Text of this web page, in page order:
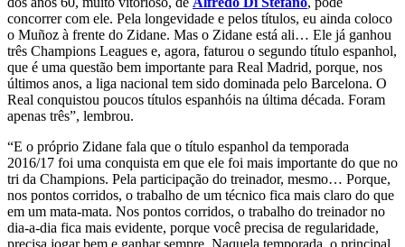
concorrer com ele. Pela longevidade e pelos títulos, eu ainda coloco
o Muñoz à frente do Zidane. Mas o Zidane está ali… Ele já ganhou
três Champions Leagues e, agora, faturou o segundo título espanhol,
que é uma questão bem importante para Real Madrid, porque, nos
últimos anos, a liga nacional tem sido dominada pelo Barcelona. O
Real conquistou poucos títulos espanhóis na última década. Foram
apenas três”, lembrou.
“E o próprio Zidane fala que o título espanhol da temporada
2016/17 foi uma conquista em que ele foi mais importante do que no
tri da Champions. Pela participação do treinador, mesmo… Porque,
nos pontos corridos, o trabalho de um técnico fica mais claro do que
em um mata-mata. Nos pontos corridos, o trabalho do treinador no
dia-a-dia fica mais evidente, porque você precisa de regularidade,
precisa jogar bem e ganhar sempre. Naquela temporada, o principal